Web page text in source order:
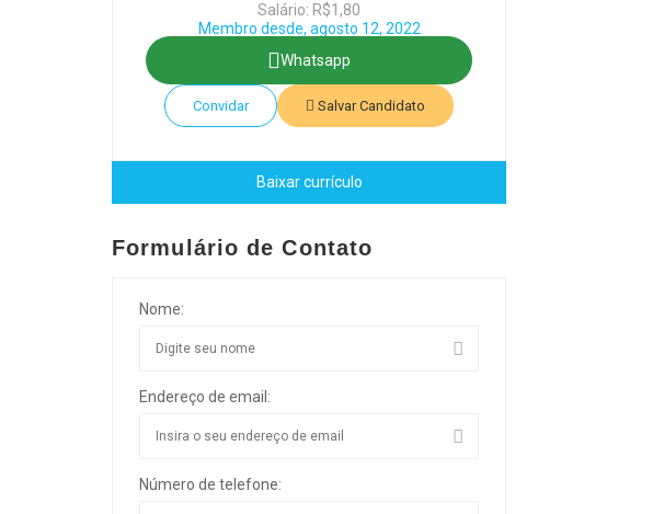
Salário: R$1,80
Membro desde, agosto 12, 2022
Whatsapp
Convidar Salvar Candidato
Baixar currículo
Formulário de Contato
Nome:
Endereço de email:
Número de telefone: